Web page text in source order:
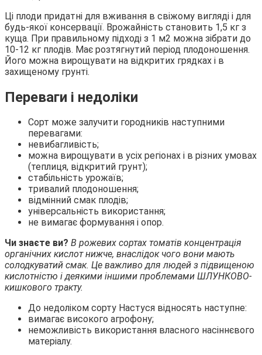
Ці плоди придатні для вживання в свіжому вигляді і для
будь-якої консервації. Врожайність становить 1,5 кг з
куща. При правильному підході з 1 м2 можна зібрати до
10-12 кг плодів. Має розтягнутий період плодоношення.
Його можна вирощувати на відкритих грядках і в
захищеному грунті.
Переваги і недоліки
Сорт може залучити городників наступними
перевагами:
невибагливість;
можна вирощувати в усіх регіонах і в різних умовах
(теплиця, відкритий грунт);
стабільність урожаїв;
тривалий плодоношення;
відмінний смак плодів;
універсальність використання;
не вимагає формування і опор.
Чи знаєте ви? В рожевих сортах томатів концентрація
органічних кислот нижче, внаслідок чого вони мають
солодкуватий смак. Це важливо для людей з підвищеною
кислотністю і деякими іншими проблемами ШЛУНКОВО-
кишкового тракту.
До недоліком сорту Настуся відносять наступне:
вимагає високого агрофону;
неможливість використання власного насіннєвого
матеріалу.